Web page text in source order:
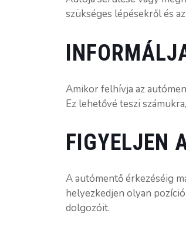
szükséges lépésekről és
Amikor felhívja az
Ez lehetővé teszi
FIGYELJEN
A autómentő érkezéséig
helyezkedjen olyan
dolgozóit.